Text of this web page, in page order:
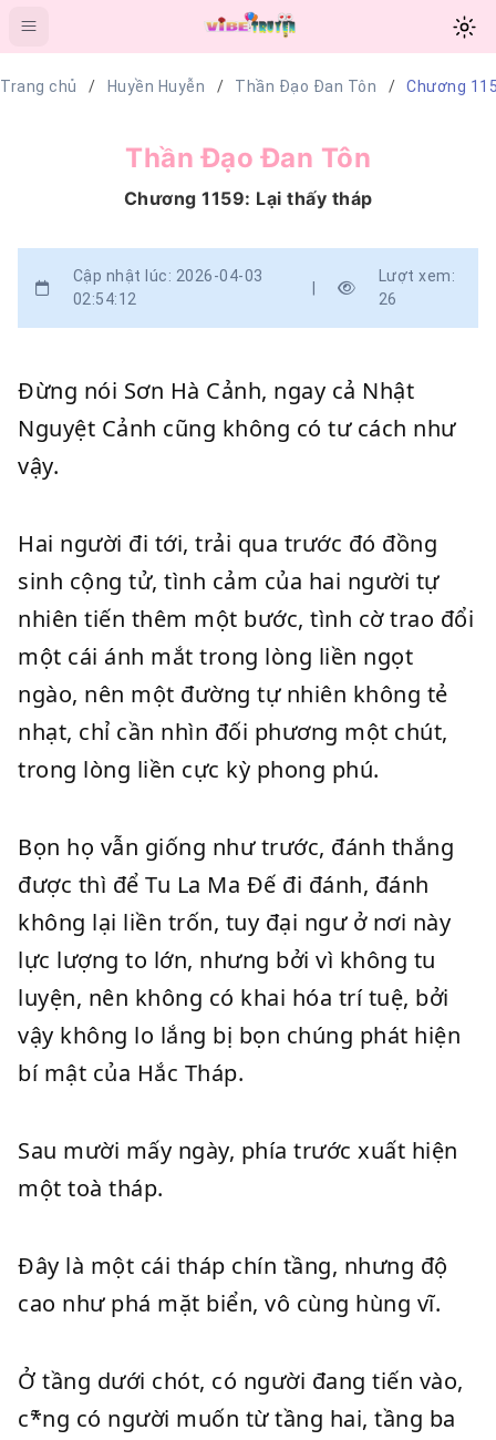
Trang chủ Huyền Huyễn Thần Đạo Đan Tôn Chương
Thần Đạo Đan Tôn
Chương 1159: Lại thấy tháp
Cập nhật lúc: 2026-04-03
02:54:12
|
Lượt xem:
26
Đừng nói Sơn Hà Cảnh, ngay cả Nhật
Nguyệt Cảnh cũng không có tư cách như
vậy.
Hai người đi tới, trải qua trước đó đồng
sinh cộng tử, tình cảm của hai người tự
nhiên tiến thêm một bước, tình cờ trao đổi
một cái ánh mắt trong lòng liền ngọt
ngào, nên một đường tự nhiên không tẻ
nhạt, chỉ cần nhìn đối phương một chút,
trong lòng liền cực kỳ phong phú.
Bọn họ vẫn giống như trước, đánh thắng
được thì để Tu La Ma Đế đi đánh, đánh
không lại liền trốn, tuy đại ngư ở nơi này
lực lượng to lớn, nhưng bởi vì không tu
luyện, nên không có khai hóa trí tuệ, bởi
vậy không lo lắng bị bọn chúng phát hiện
bí mật của Hắc Tháp.
Sau mười mấy ngày, phía trước xuất hiện
một toà tháp.
Đây là một cái tháp chín tầng, nhưng độ
cao như phá mặt biển, vô cùng hùng vĩ.
Ở tầng dưới chót, có người đang tiến vào,
c*̃ng có người muốn từ tầng hai, tầng ba